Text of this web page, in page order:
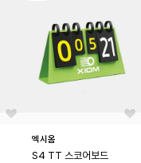
엑시옴
S4 TT 스코어보드